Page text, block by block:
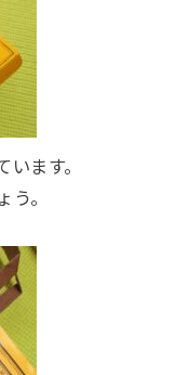
ます。
う。